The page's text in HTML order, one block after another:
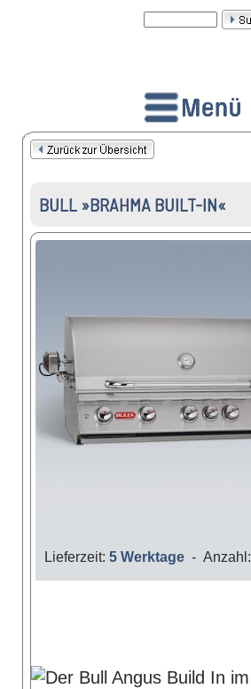
BULL »BRAHMA BUILT-IN«
Lieferzeit: 5 Werktage - Anzahl: